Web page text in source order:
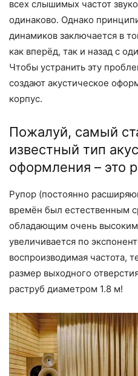
всех слышимых частот
одинаково. Однако
динамиков заключается в
как вперёд, так и назад с
Чтобы устранить эту
создают акустическое
корпус.
Пожалуй, самый
известный тип
оформления – это
Рупор (постоянно
времён был естественным
обладающим очень
увеличивается по
воспроизводимая частота,
размер выходного
раструб диаметром 1.8 м!